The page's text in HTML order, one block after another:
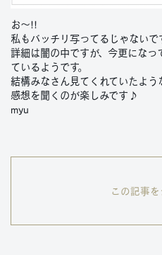
お～!!
私もバッチリ写ってるじゃないで
詳細は闇の中ですが、今更にな
ているようです。
結構みなさん見てくれていたよう
感想を聞くのが楽しみです♪
myu
この記事を